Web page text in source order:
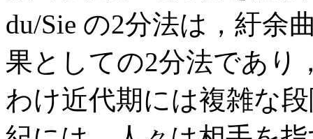
du/Sie の2分法は，紆余
果としての2分法であり
わけ近代期には複雑な